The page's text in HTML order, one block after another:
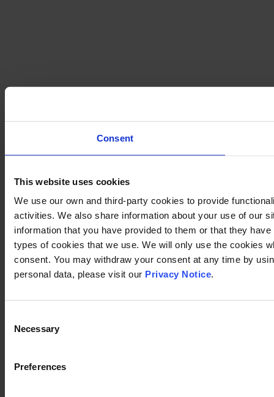
Consent
This website uses cookies
We use our own and third-party cookies to provide
activities. We also share information about your use of our
information that you have provided to them or that they
types of cookies that we use. We will only use the cookies
consent. You may withdraw your consent at any time by
personal data, please visit our Privacy Notice.
Selection
Necessary
Preferences